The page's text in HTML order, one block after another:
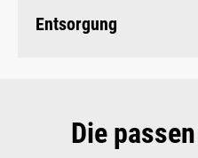
Entsorgung
Die